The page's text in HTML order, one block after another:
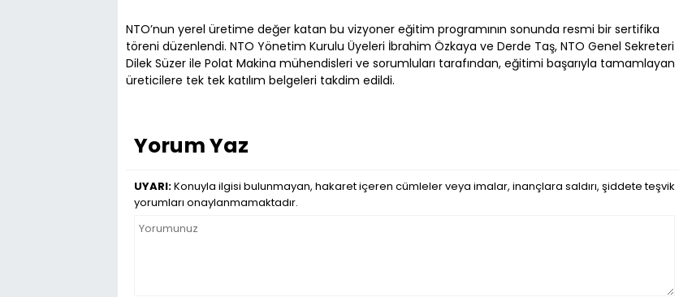
NTO’nun yerel üretime değer katan bu vizyoner eğitim programının sonunda resmi bir sertifika
töreni düzenlendi. NTO Yönetim Kurulu Üyeleri İbrahim Özkaya ve Derde Taş, NTO Genel Sekreteri
Dilek Süzer ile Polat Makina mühendisleri ve sorumluları tarafından, eğitimi başarıyla tamamlayan
üreticilere tek tek katılım belgeleri takdim edildi.
Yorum Yaz
UYARI:Konuyla ilgisi bulunmayan, hakaret içeren cümleler veya imalar, inançlara saldırı, şiddete teşvik
yorumları onaylanmamaktadır.